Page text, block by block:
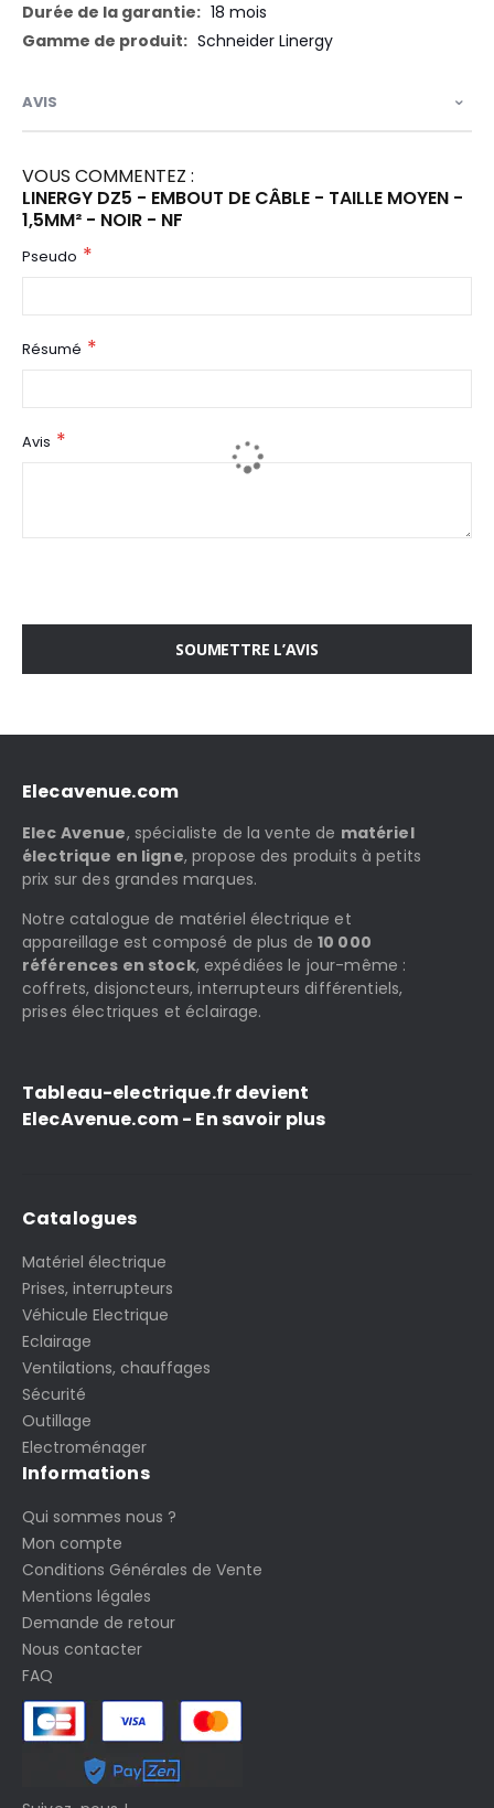
18 mois
Schneider Linergy
AVIS
VOUS COMMENTEZ :
LINERGY DZ5 - EMBOUT DE CÂBLE - TAILLE MOYEN -
1,5MM² - NOIR - NF
Pseudo
Résumé
Avis
SOUMETTRE L’AVIS
Elecavenue.com
Elec Avenue, spécialiste de la vente de matériel
électrique en ligne, propose des produits à petits
prix sur des grandes marques.
Notre catalogue de matériel électrique et
appareillage est composé de plus de10 000
références en stock, expédiées le jour-même :
coffrets, disjoncteurs, interrupteurs différentiels,
prises électriques et éclairage.
Tableau-electrique.fr devient
ElecAvenue.com - En savoir plus
Catalogues
Matériel électrique
Prises, interrupteurs
Véhicule Electrique
Eclairage
Ventilations, chauffages
Sécurité
Outillage
Electroménager
Informations
Qui sommes nous ?
Mon compte
Conditions Générales de Vente
Mentions légales
Demande de retour
Nous contacter
FAQ